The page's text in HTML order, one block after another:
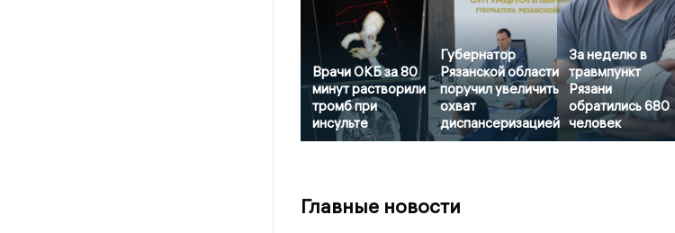
Врачи ОКБ за 80
минут растворили
тромб при
инсульте
Губернатор
Рязанской области
поручил увеличить
охват
диспансеризацией
За неделю в
травмпункт
Рязани
обратились 680
человек
Главные новости